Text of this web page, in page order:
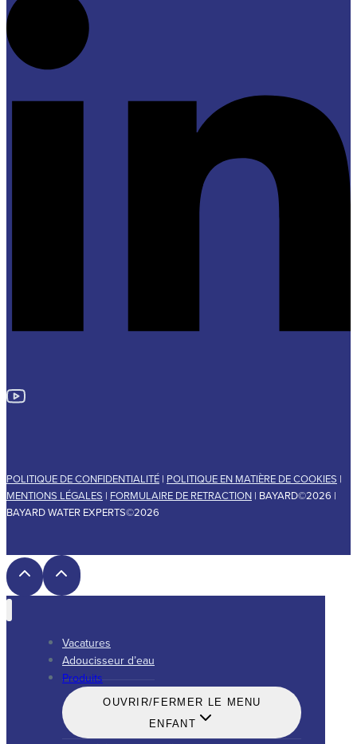
POLITIQUE DE CONFIDENTIALITÉ | POLITIQUE EN MATIÈRE DE COOKIES |
MENTIONS LÉGALES | FORMULAIRE DE RETRACTION | BAYARD©2026 |
BAYARD WATER EXPERTS©2026
Vacatures
Adoucisseur d’eau
Produits
OUVRIR/FERMER LE MENU
ENFANT